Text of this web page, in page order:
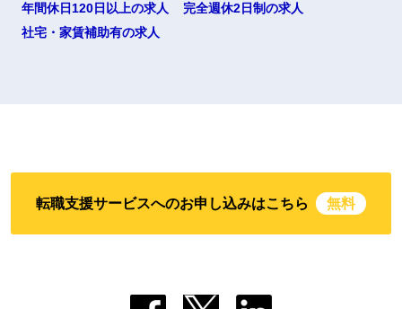
年間休日120日以上の求人
完全週休2日制の求人
社宅・家賃補助有の求人
転職支援サービスへのお申し込みはこちら 無料